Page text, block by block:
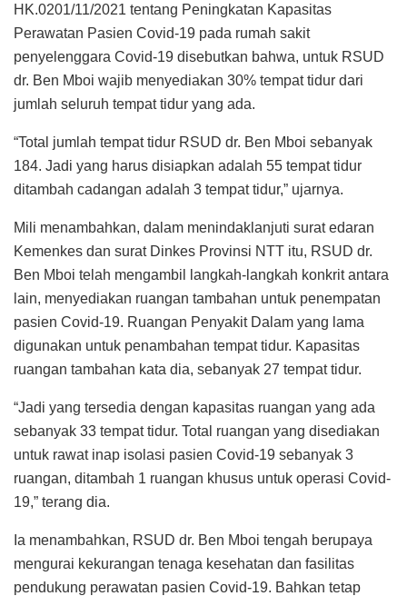
HK.0201/11/2021 tentang Peningkatan Kapasitas
Perawatan Pasien Covid-19 pada rumah sakit
penyelenggara Covid-19 disebutkan bahwa, untuk RSUD
dr. Ben Mboi wajib menyediakan 30% tempat tidur dari
jumlah seluruh tempat tidur yang ada.
“Total jumlah tempat tidur RSUD dr. Ben Mboi sebanyak
184. Jadi yang harus disiapkan adalah 55 tempat tidur
ditambah cadangan adalah 3 tempat tidur,” ujarnya.
Mili menambahkan, dalam menindaklanjuti surat edaran
Kemenkes dan surat Dinkes Provinsi NTT itu, RSUD dr.
Ben Mboi telah mengambil langkah-langkah konkrit antara
lain, menyediakan ruangan tambahan untuk penempatan
pasien Covid-19. Ruangan Penyakit Dalam yang lama
digunakan untuk penambahan tempat tidur. Kapasitas
ruangan tambahan kata dia, sebanyak 27 tempat tidur.
“Jadi yang tersedia dengan kapasitas ruangan yang ada
sebanyak 33 tempat tidur. Total ruangan yang disediakan
untuk rawat inap isolasi pasien Covid-19 sebanyak 3
ruangan, ditambah 1 ruangan khusus untuk operasi Covid-
19,” terang dia.
Ia menambahkan, RSUD dr. Ben Mboi tengah berupaya
mengurai kekurangan tenaga kesehatan dan fasilitas
pendukung perawatan pasien Covid-19. Bahkan tetap